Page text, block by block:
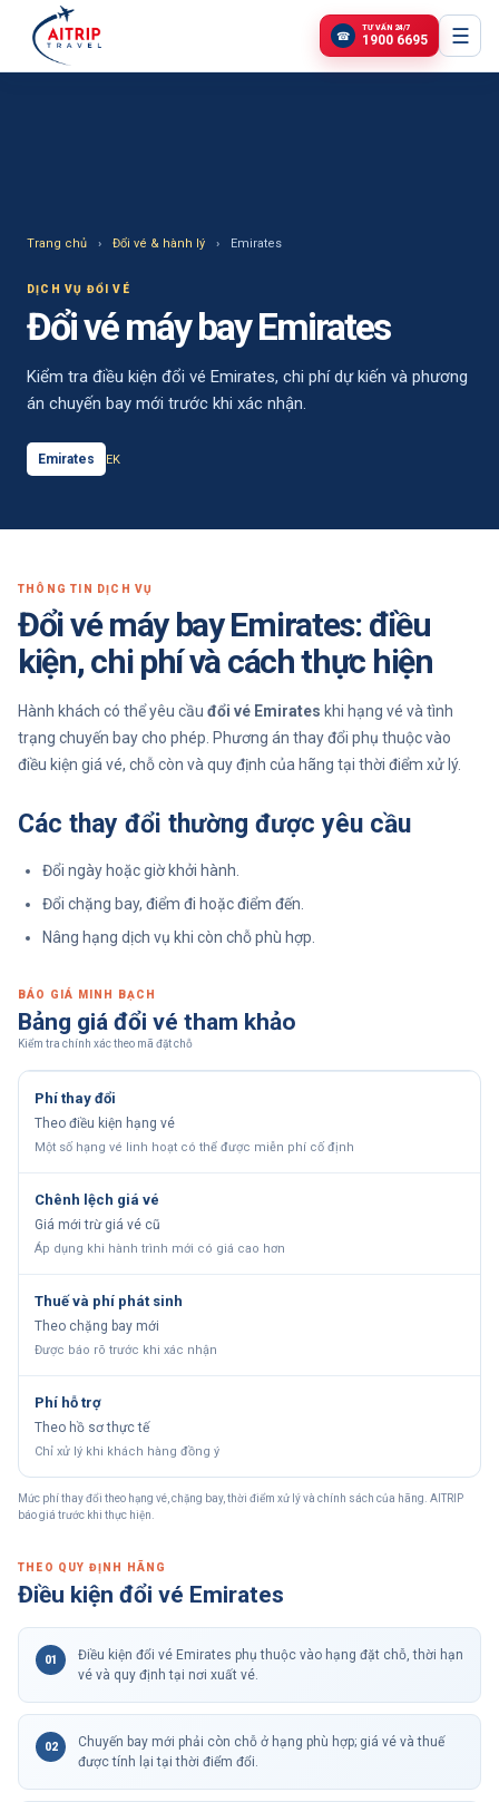
☎
TƯ VẤN 24/7
1900 6695 ☰
Trang chủ › Đổi vé & hành lý › Emirates
DỊCH VỤ ĐỔI VÉ
Đổi vé máy bay Emirates
Kiểm tra điều kiện đổi vé Emirates, chi phí dự kiến và phương
án chuyến bay mới trước khi xác nhận.
Emirates EK
THÔNG TIN DỊCH VỤ
Đổi vé máy bay Emirates: điều
kiện, chi phí và cách thực hiện
Hành khách có thể yêu cầu đổi vé Emirates khi hạng vé và tình
trạng chuyến bay cho phép. Phương án thay đổi phụ thuộc vào
điều kiện giá vé, chỗ còn và quy định của hãng tại thời điểm xử lý.
Các thay đổi thường được yêu cầu
Đổi ngày hoặc giờ khởi hành.
Đổi chặng bay, điểm đi hoặc điểm đến.
Nâng hạng dịch vụ khi còn chỗ phù hợp.
BÁO GIÁ MINH BẠCH
Bảng giá đổi vé tham khảo
Kiểm tra chính xác theo mã đặt chỗ
Phí thay đổi
Theo điều kiện hạng vé
Một số hạng vé linh hoạt có thể được miễn phí cố định
Chênh lệch giá vé
Giá mới trừ giá vé cũ
Áp dụng khi hành trình mới có giá cao hơn
Thuế và phí phát sinh
Theo chặng bay mới
Được báo rõ trước khi xác nhận
Phí hỗ trợ
Theo hồ sơ thực tế
Chỉ xử lý khi khách hàng đồng ý
Mức phí thay đổi theo hạng vé, chặng bay, thời điểm xử lý và chính sách của hãng. AITRIP
báo giá trước khi thực hiện.
THEO QUY ĐỊNH HÃNG
Điều kiện đổi vé Emirates
01
Điều kiện đổi vé Emirates phụ thuộc vào hạng đặt chỗ, thời hạn
vé và quy định tại nơi xuất vé.
02
Chuyến bay mới phải còn chỗ ở hạng phù hợp; giá vé và thuế
được tính lại tại thời điểm đổi.